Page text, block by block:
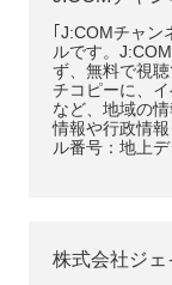
｢J:COMチャン
ルです。
ず、無料で視
チコピーに、
など、地域の
情報や行政情
ル番号：地上デ
株式会社ジ